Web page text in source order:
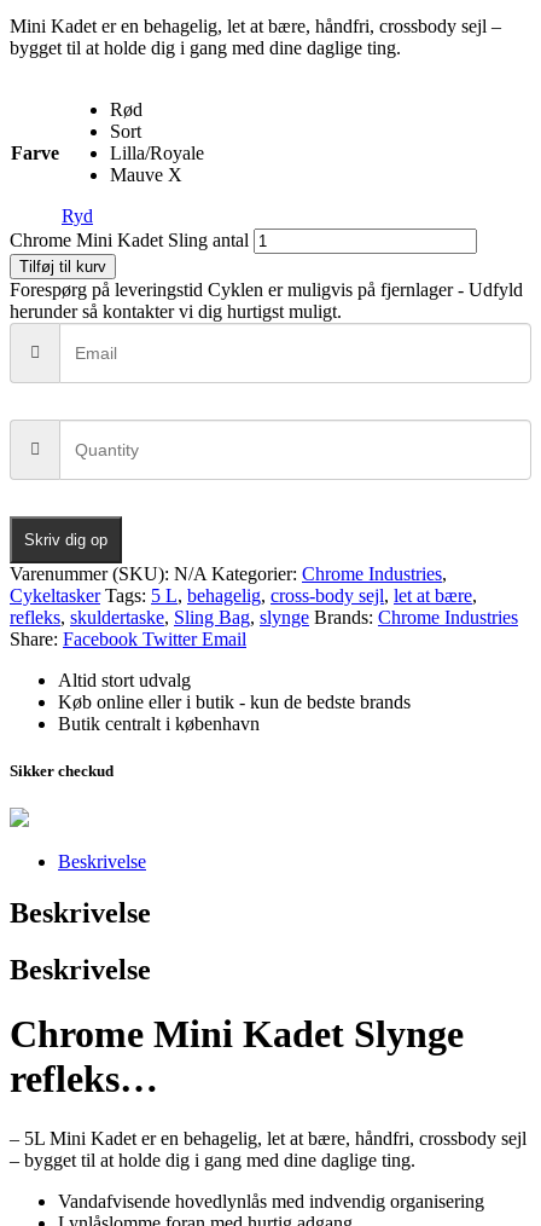
Mini Kadet er en behagelig, let at bære, håndfri, crossbody sejl –
bygget til at holde dig i gang med dine daglige ting.
Farve
Rød
Sort
Lilla/Royale
Mauve X
Ryd
Chrome Mini Kadet Sling antal
Tilføj til kurv
Forespørg på leveringstid Cyklen er muligvis på fjernlager - Udfyld
herunder så kontakter vi dig hurtigst muligt.
Skriv dig op
Varenummer (SKU): N/A Kategorier: Chrome Industries,
Cykeltasker Tags: 5 L, behagelig, cross-body sejl, let at bære,
refleks, skuldertaske, Sling Bag, slynge Brands: Chrome Industries
Share: Facebook Twitter Email
Altid stort udvalg
Køb online eller i butik - kun de bedste brands
Butik centralt i københavn
Sikker checkud
Beskrivelse
Beskrivelse
Beskrivelse
Chrome Mini Kadet Slynge
refleks…
– 5L Mini Kadet er en behagelig, let at bære, håndfri, crossbody sejl
– bygget til at holde dig i gang med dine daglige ting.
Vandafvisende hovedlynlås med indvendig organisering